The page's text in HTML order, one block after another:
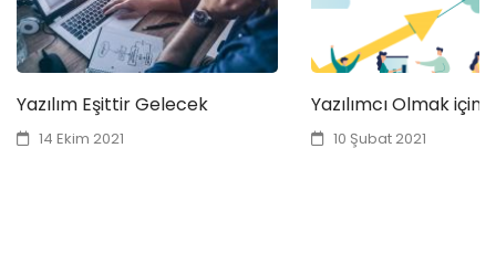
Yazılım Eşittir Gelecek
14 Ekim 2021
Yazılımcı Olmak için
10 Şubat 2021